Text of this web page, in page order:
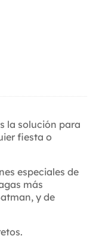
la solución para
fiesta o
especiales de
más
y de